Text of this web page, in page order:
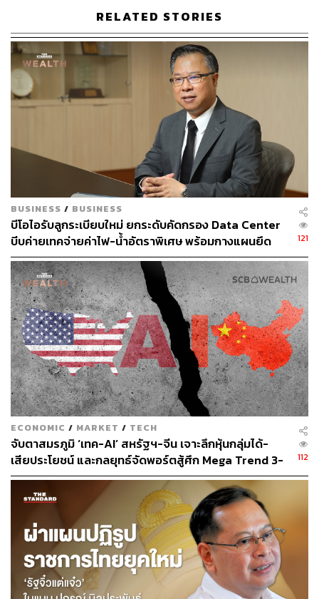
นักวิเคราะห์มีความเห็นที่แตกต่างกันเกี่ยวกับทิศทางที่ Intel
ควรดำเนินต่อไป บางคนคิดว่าบริษัทควรเน้นที่การฟื้นฟู
ความเป็นผู้นำด้านผลิตภัณฑ์ แม้ว่าจะต้องแลกกับการเสียสละ
ธุรกิจ Foundry ซึ่งเป็นหน่วยธุรกิจใหม่ซึ่งดูแลในเรื่องการ
ผลิตชิปของบริษัท
ในขณะที่บางคนคิดว่าบริษัทควรเน้นที่การหาลูกค้ารายใหญ่
เพิ่มเติมสำหรับธุรกิจ Foundry เนื่องจากโอกาสในการ
แข่งขันในตลาดสำคัญๆ เช่น GPU สำหรับ Data Center ดูริบ
หรี่
ไม่ว่าจะเลือกเส้นทางใด การฟื้นตัวของ Intel คงต้องใช้เวลา
และการตัดเงินปันผลก็ทำให้นักลงทุนยิ่งรู้สึกไม่มั่นคง
อย่างไรก็ตาม บทบาทสำคัญของ Intel ในอุตสาหกรรมที่
ถือว่ามีความสำคัญต่อความมั่นคงของชาติอาจเป็นปัจจัยที่
ช่วยพยุงบริษัทไว้ได้
รัฐบาลสหรัฐฯ ให้การสนับสนุน Intel ผ่าน CHIPS Act ด้วยเงิน
ทุนกว่า 8.5 พันล้านดอลลาร์ เพื่อช่วยในการสร้างโรงงาน
ผลิตใหม่ในรัฐแอริโซนาและโอไฮโอ ซึ่งอาจเป็นเครื่องยืนยัน
ว่ารัฐบาลไม่ต้องการให้ปัญหาของ Intel ลุกลามจนถึงขั้น
วิกฤต และอาจเป็นความหวังเดียวที่เหลืออยู่ของ Intel ในตอน
นี้
ที่เป็นอย่างนั้นเพราะ Intel ยังคงเป็นผู้เล่นรายใหญ่ใน
อุตสาหกรรมเซมิคอนดักเตอร์ของสหรัฐฯ โดยโรงงานผลิต
ปัจจุบันของบริษัทคิดเป็นประมาณ 41% ของกำลังการรผลิต
ชิปที่ใช้กันมากที่สุดในตลาดหลักๆ
Caso ตั้งข้อสังเกตว่า “เมื่อพิจารณาถึงความอ่อนไหวต่อการ
ผลิตเซมิคอนดักเตอร์ในสหรัฐฯ เราไม่เชื่อว่ารัฐบาลสหรัฐฯ
จะปล่อยให้ปัญหาของ Intel ลุกลามจนถึงขั้นวิกฤตได้”
RELATED STORIES
BUSINESS / BUSINESS
บีโอไอรับลูกระเบียบใหม่ ยกระดับคัดกรอง Data Center
บีบค่ายเทคจ่ายค่าไฟ-น้ำอัตราพิเศษ พร้อมกางแผนยึด
ประโยชน์ประเทศเป็นหลัก
121
ECONOMIC / MARKET / TECH
จับตาสมรภูมิ ‘เทค-AI’ สหรัฐฯ-จีน เจาะลึกหุ้นกลุ่มได้-
เสียประโยชน์ และกลยุทธ์จัดพอร์ตสู้ศึก Mega Trend 3-
5 ปีข้างหน้า
112